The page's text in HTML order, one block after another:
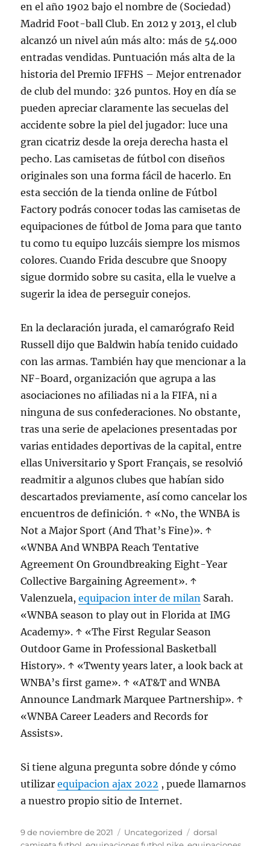
en el año 1902 bajo el nombre de (Sociedad)
Madrid Foot-ball Club. En 2012 y 2013, el club
alcanzó un nivel aún más alto: más de 54.000
entradas vendidas. Puntuación más alta de la
historia del Premio IFFHS – Mejor entrenador
de club del mundo: 326 puntos. Hoy en día se
pueden apreciar claramente las secuelas del
accidente sobre la piel del jugador: luce una
gran cicatriz desde la oreja derecha hasta el
pecho. Las camisetas de fútbol con diseños
originales son una forma fácil de hacerlo. En
esta sección de la tienda online de Fútbol
Factory podrás conocer todas las camisetas de
equipaciones de fútbol de Joma para que tanto
tu como tu equipo luzcáis siempre los mismos
colores. Cuando Frida descubre que Snoopy
sigue dormido sobre su casita, ella le vuelve a
sugerir la idea de perseguir conejos.
En la declaración jurada, el camarógrafo Reid
Russell dijo que Baldwin había tenido cuidado
con las armas. También hay que mencionar a la
NF-Board, organización que agrupa a las
asociaciones no afiliadas ni a la FIFA, ni a
ninguna de sus confederaciones. No obstante,
tras una serie de apelaciones presentadas por
varias entidades deportivas de la capital, entre
ellas Universitario y Sport Français, se resolvió
readmitir a algunos clubes que habían sido
descartados previamente, así como cancelar los
encuentros de definición. ↑ «No, the WNBA is
Not a Major Sport (And That’s Fine)». ↑
«WNBA And WNBPA Reach Tentative
Agreement On Groundbreaking Eight-Year
Collective Bargaining Agreement». ↑
Valenzuela,equipacion inter de milan Sarah.
«WNBA season to play out in Florida at IMG
Academy». ↑ «The First Regular Season
Outdoor Game in Professional Basketball
History». ↑ «Twenty years later, a look back at
WNBA’s first game». ↑ «AT&T and WNBA
Announce Landmark Marquee Partnership». ↑
«WNBA Career Leaders and Records for
Assists».
Si tiene alguna pregunta sobre dónde y cómo
utilizarequipacion ajax 2022 , puede llamarnos
a nuestro propio sitio de Internet.
Publicado
9 de noviembre de 2021 Categorías
Uncategorized Etiquetas
dorsal